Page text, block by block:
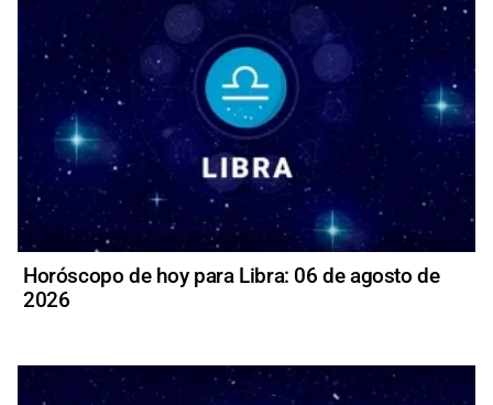
Horóscopo de hoy para Libra: 06 de agosto de
2026